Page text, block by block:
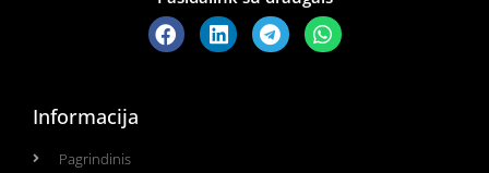
Informacija
Pagrindinis